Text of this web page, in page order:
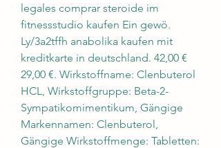
legales comprar steroide im
fitnessstudio kaufen Ein gewö.
Ly/3a2tffh anabolika kaufen mit
kreditkarte in deutschland. 42,00 €
29,00 €. Wirkstoffname: Clenbuterol
HCL, Wirkstoffgruppe: Beta-2-
Sympatikomimentikum, Gängige
Markennamen: Clenbuterol,
Gängige Wirkstoffmenge: Tabletten: